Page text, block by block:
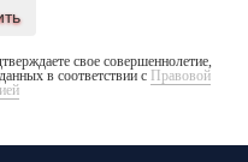
свое совершеннолетие,
в соответствии с Правовой